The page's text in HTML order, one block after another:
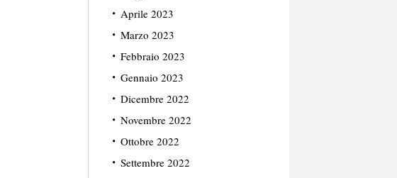
Aprile 2023
Marzo 2023
Febbraio 2023
Gennaio 2023
Dicembre 2022
Novembre 2022
Ottobre 2022
Settembre 2022